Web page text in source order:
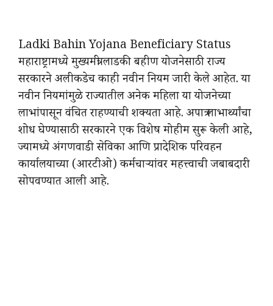
Ladki Bahin Yojana Beneficiary Status
महाराष्ट्रामध्ये मुख्यमंत्री लाडकी बहीण योजनेसाठी राज्य
सरकारने अलीकडेच काही नवीन नियम जारी केले आहेत. या
नवीन नियमांमुळे राज्यातील अनेक महिला या योजनेच्या
लाभांपासून वंचित राहण्याची शक्यता आहे. अपात्र लाभार्थ्यांचा
शोध घेण्यासाठी सरकारने एक विशेष मोहीम सुरू केली आहे,
ज्यामध्ये अंगणवाडी सेविका आणि प्रादेशिक परिवहन
कार्यालयाच्या (आरटीओ) कर्मचाऱ्यांवर महत्त्वाची जबाबदारी
सोपवण्यात आली आहे.